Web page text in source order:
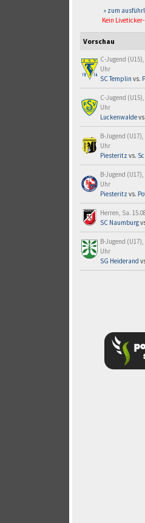
» zum
Kein
Vorschau
C-Jugend
Uhr
SC Templin vs.
C-Jugend
Uhr
Luckenwaldevs.
B-Jugend (U17),
Uhr
Piesteritz vs.
B-Jugend (U17),
Uhr
Piesteritz vs.
Herren, Sa.
SC Naumburg
B-Jugend (U17),
Uhr
SG Heiderand